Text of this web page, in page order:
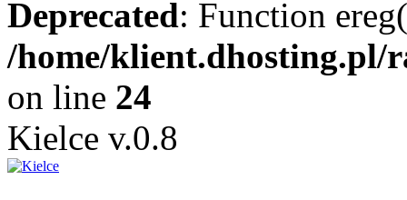
Deprecated: Function
/home/klient.dhosting.pl/
on line 24
Kielce v.0.8